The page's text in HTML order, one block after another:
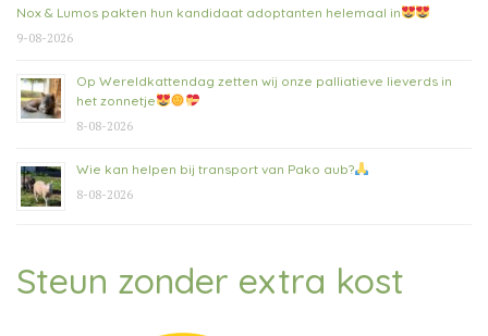
Nox & Lumos pakten hun kandidaat adoptanten helemaal in
9-08-2026
Op Wereldkattendag zetten wij onze palliatieve lieverds in
het zonnetje
8-08-2026
Wie kan helpen bij transport van Pako aub?
8-08-2026
Steun zonder extra kost